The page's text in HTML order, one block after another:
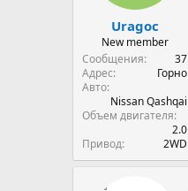
а
Uragoc
New member
Сообщения
37
Адрес
Горно
Авто
Nissan Qashqai
Объем двигателя
2.0
Привод
2WD